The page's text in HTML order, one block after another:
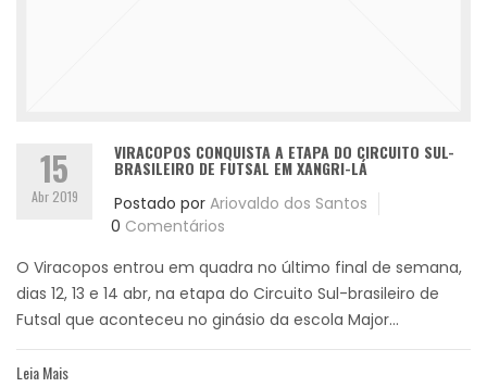
15
Abr 2019
VIRACOPOS CONQUISTA A ETAPA DO CIRCUITO SUL-
BRASILEIRO DE FUTSAL EM XANGRI-LÁ
Postado por Ariovaldo dos Santos
0 Comentários
O Viracopos entrou em quadra no último final de semana,
dias 12, 13 e 14 abr, na etapa do Circuito Sul-brasileiro de
Futsal que aconteceu no ginásio da escola Major...
Leia Mais